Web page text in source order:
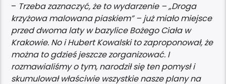
– Trzeba zaznaczyć, że to wydarzenie – „Droga
krzyżowa malowana piaskiem” – już miało miejsce
przed dwoma laty w bazylice Bożego Ciała w
Krakowie. No i Hubert Kowalski to zaproponował, że
można to gdzieś jeszcze zorganizować. I
rozmawialiśmy o tym, narodził się ten pomysł i
skumulował właściwie wszystkie nasze plany na